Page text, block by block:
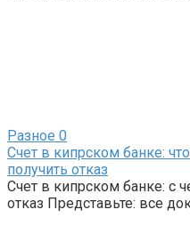
Разное 0
Счет в кипрском банке:
получить отказ
Счет в кипрском банке: с
отказ Представьте: все